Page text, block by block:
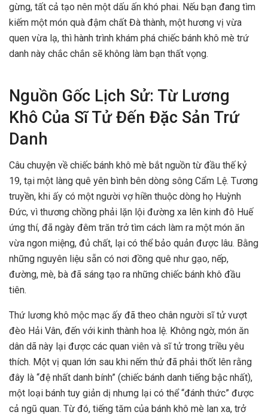
gừng, tất cả tạo nên một dấu ấn khó phai. Nếu bạn đang tìm
kiếm một món quà đậm chất Đà thành, một hương vị vừa
quen vừa lạ, thì hành trình khám phá chiếc bánh khô mè trứ
danh này chắc chắn sẽ không làm bạn thất vọng.
Nguồn Gốc Lịch Sử: Từ Lương
Khô Của Sĩ Tử Đến Đặc Sản Trứ
Danh
Câu chuyện về chiếc bánh khô mè bắt nguồn từ đầu thế kỷ
19, tại một làng quê yên bình bên dòng sông Cẩm Lệ. Tương
truyền, khi ấy có một người vợ hiền thuộc dòng họ Huỳnh
Đức, vì thương chồng phải lặn lội đường xa lên kinh đô Huế
ứng thí, đã ngày đêm trăn trở tìm cách làm ra một món ăn
vừa ngon miệng, đủ chất, lại có thể bảo quản được lâu. Bằng
những nguyên liệu sẵn có nơi đồng quê như gạo, nếp,
đường, mè, bà đã sáng tạo ra những chiếc bánh khô đầu
tiên.
Thứ lương khô mộc mạc ấy đã theo chân người sĩ tử vượt
đèo Hải Vân, đến với kinh thành hoa lệ. Không ngờ, món ăn
dân dã này lại được các quan viên và sĩ tử trong triều yêu
thích. Một vị quan lớn sau khi nếm thử đã phải thốt lên rằng
đây là “đệ nhất danh bính” (chiếc bánh danh tiếng bậc nhất),
một loại bánh tuy giản dị nhưng lại có thể “đánh thức” được
cả ngũ quan. Từ đó, tiếng tăm của bánh khô mè lan xa, trở